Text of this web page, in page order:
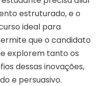
estruturado, e o
ideal para
que o candidato
explorem tanto os
dessas inovações,
e persuasivo.